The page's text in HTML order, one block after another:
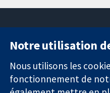
Des données
probantes.
11-13
Square
Londres
Notre utilisation
Nous utilisons les
fonctionnement de